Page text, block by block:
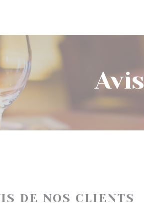
Avis
DE NOS CLIENTS